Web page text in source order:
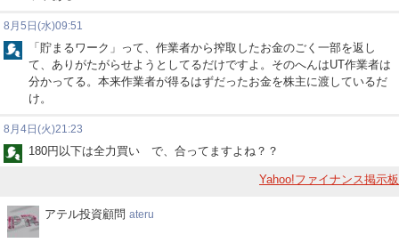
8月5日(水)09:51
「貯まるワーク」って、作業者から搾取したお金のごく一部を返し
て、ありがたがらせようとしてるだけですよ。そのへんはUT作業者は
分かってる。本来作業者が得るはずだったお金を株主に渡しているだ
け。
8月4日(火)21:23
180円以下は全力買い で、合ってますよね？？
Yahoo!ファイナンス掲示板
ア
アテル投資顧問 ateru